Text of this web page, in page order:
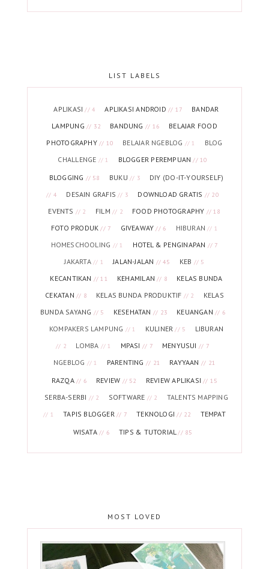
LIST LABELS
APLIKASI // 4 APLIKASI ANDROID // 17
BANDAR
LAMPUNG // 32 BANDUNG // 16
BELAJAR FOOD
PHOTOGRAPHY // 10 BELAJAR NGEBLOG // 1
BLOG
CHALLENGE // 1 BLOGGER PEREMPUAN // 10
BLOGGING // 58 BUKU // 3 DIY (DO-IT-YOURSELF)
// 4 DESAIN GRAFIS // 3 DOWNLOAD GRATIS // 20
EVENTS // 2 FILM // 2 FOOD PHOTOGRAPHY // 18
FOTO PRODUK // 7 GIVEAWAY // 6 HIBURAN // 1
HOMESCHOOLING // 1 HOTEL & PENGINAPAN // 7
JAKARTA // 1 JALAN-JALAN // 45 KEB // 5
KECANTIKAN // 11 KEHAMILAN // 8
KELAS BUNDA
CEKATAN // 8 KELAS BUNDA PRODUKTIF // 2
KELAS
BUNDA SAYANG // 5 KESEHATAN // 23 KEUANGAN // 6
KOMPAKERS LAMPUNG // 1 KULINER // 5 LIBURAN
// 2 LOMBA // 1 MPASI // 7 MENYUSUI // 7
NGEBLOG // 1 PARENTING // 21 RAYYAAN // 21
RAZQA // 6 REVIEW // 52 REVIEW APLIKASI // 15
SERBA-SERBI // 2 SOFTWARE // 2 TALENTS MAPPING
// 1 TAPIS BLOGGER // 7 TEKNOLOGI // 22
TEMPAT
WISATA // 6 TIPS & TUTORIAL // 85
MOST LOVED